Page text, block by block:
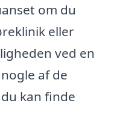
om du
eller
ved en
af de
kan finde